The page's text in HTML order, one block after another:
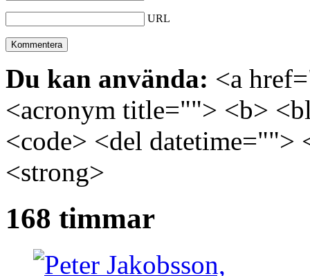
URL
Du kan använda: <a
<acronym title=""> <b>
<code> <del
<strong>
168 timmar